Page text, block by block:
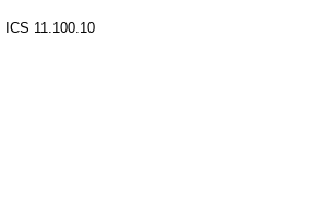
ICS 11.100.10